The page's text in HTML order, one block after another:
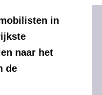
in
naar het
de